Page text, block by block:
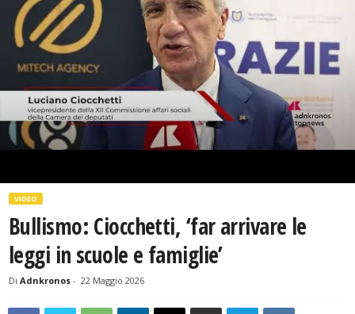
VIDEO
Bullismo: Ciocchetti, ‘far arrivare le
leggi in scuole e famiglie’
Di Adnkronos - 22 Maggio 2026